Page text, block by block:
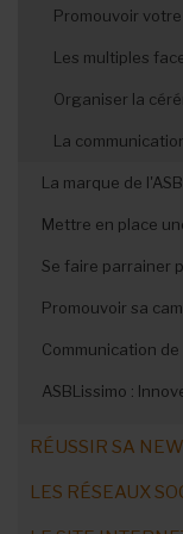
Le SMS marketing
Les jeux-concours
Promouvoir
Les multiples
Organiser la
Réussir vos
La
La marque de
Mettre en place
Se faire parrainer
Comment les
Promouvoir sa
Communication
ASBLissimo :
RÉUSSIR SA
Les cinq éléments
LES RÉSEAUX